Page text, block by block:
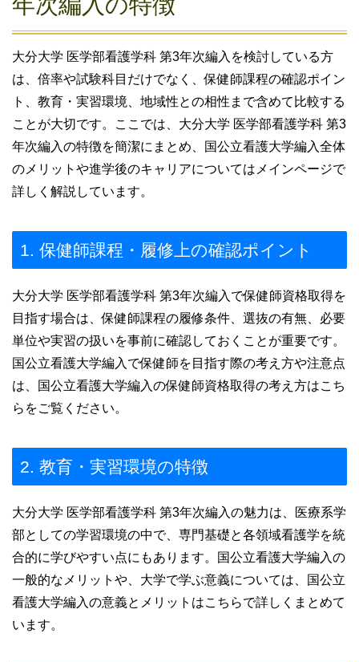
大分大学 医学部看護学科 第3年次編入を検討している方
は、倍率や試験科目だけでなく、保健師課程の確認ポイン
ト、教育・実習環境、地域性との相性まで含めて比較する
ことが大切です。ここでは、大分大学 医学部看護学科 第3
年次編入の特徴を簡潔にまとめ、国公立看護大学編入全体
のメリットや進学後のキャリアについてはメインページで
詳しく解説しています。
1. 保健師課程・履修上の確認ポイント
大分大学 医学部看護学科 第3年次編入で保健師資格取得を
目指す場合は、保健師課程の履修条件、選抜の有無、必要
単位や実習の扱いを事前に確認しておくことが重要です。
国公立看護大学編入で保健師を目指す際の考え方や注意点
は、国公立看護大学編入の保健師資格取得の考え方はこち
らをご覧ください。
2. 教育・実習環境の特徴
大分大学 医学部看護学科 第3年次編入の魅力は、医療系学
部としての学習環境の中で、専門基礎と各領域看護学を統
合的に学びやすい点にもあります。国公立看護大学編入の
一般的なメリットや、大学で学ぶ意義については、国公立
看護大学編入の意義とメリットはこちらで詳しくまとめて
います。